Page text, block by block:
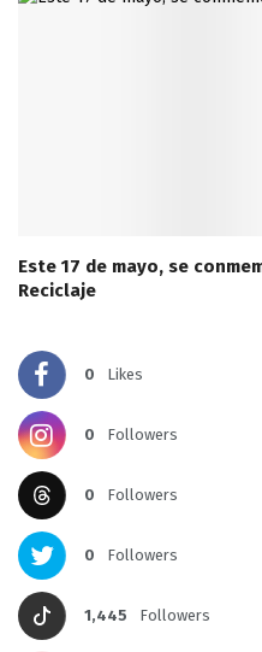
Este 17 de mayo, se
Reciclaje
0 Likes
0 Followers
0 Followers
0 Followers
1,445 Followers